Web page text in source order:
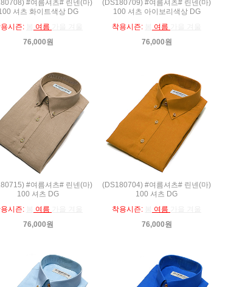
#여름셔츠# 린넨(마)
셔츠 화이트색상 DG
시즌:
여름
76,000원
(DS180709) #여름셔츠# 린넨(마)
100 셔츠 아이보리색상 DG
착용시즌:
여름
76,000원
#여름셔츠# 린넨(마)
100 셔츠 DG
시즌:
여름
76,000원
(DS180704) #여름셔츠# 린넨(마)
100 셔츠 DG
착용시즌:
여름
76,000원